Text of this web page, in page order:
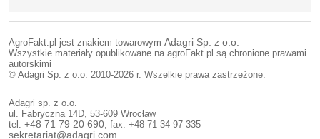
AgroFakt.pl jest znakiem towarowym Adagri Sp. z o.o.
Wszystkie materiały opublikowane na agroFakt.pl są chronione prawami
autorskimi
© Adagri Sp. z o.o. 2010-2026 r. Wszelkie prawa zastrzeżone.
Adagri sp. z o.o.
ul. Fabryczna 14D, 53-609 Wrocław
tel. +48 71 79 20 690, fax. +48 71 34 97 335
sekretariat@adagri.com